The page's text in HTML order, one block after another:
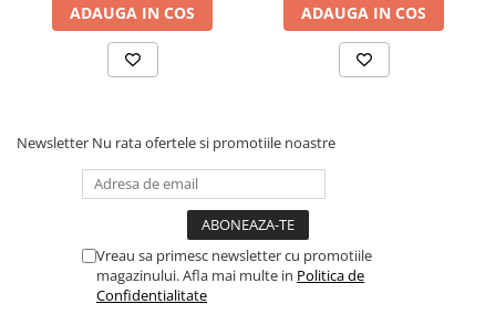
Calculator
Consumabile & Accesorii
Carti pentru copii
Beletristica
Literatura Romana
SF & Fantasy
ADAUGA IN COS ADAUGA IN COS
Newsletter Nu rata ofertele si promotiile noastre
Vreau sa primesc newsletter cu promotiile
magazinului. Afla mai multe in Politica de
Confidentialitate